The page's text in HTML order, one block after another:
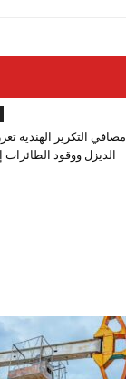
مصافي التكرير الهندية
الديزل ووقود الطائرات